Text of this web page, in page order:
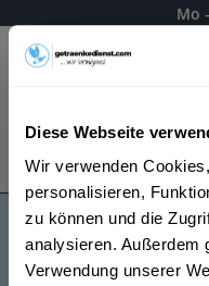
Diese Webseite
Wir verwenden
personalisieren,
zu können und die
analysieren. Außerdem
Verwendung unserer
Mo
Springbank Whiskey